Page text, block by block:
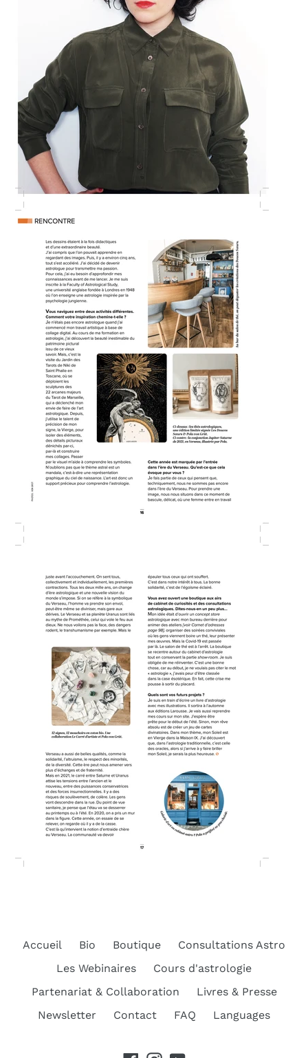
Accueil Bio Boutique
Consultations Astro
Les Webinaires
Cours d'astrologie
Partenariat & Collaboration
Livres & Presse
Newsletter
Contact FAQ Languages